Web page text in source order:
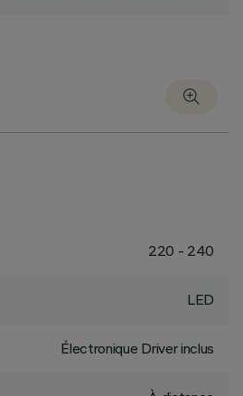
220 - 240
LED
Électronique Driver inclus